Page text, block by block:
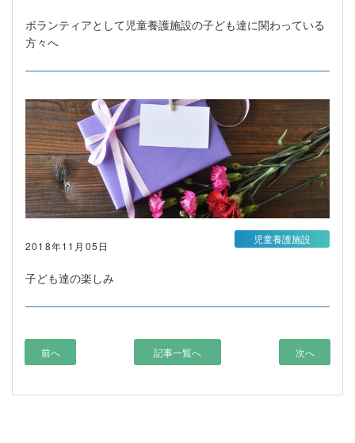
ボランティアとして児童養護施設の子ども達に関わっている
方々へ
2018年11月05日
子ども達の楽しみ
児童養護施設
前へ 記事一覧へ 次へ